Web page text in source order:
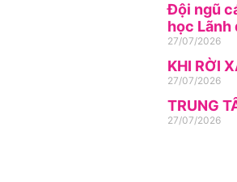
Đội ngũ
học Lãnh
27/07/2026
KHI RỜI
27/07/2026
TRUNG
27/07/2026